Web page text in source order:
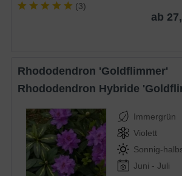
(3)
ab
Rhododendron 'Goldflimmer'
Rhododendron Hybride
Immergrün
Violett
Sonnig-
Juni - Juli